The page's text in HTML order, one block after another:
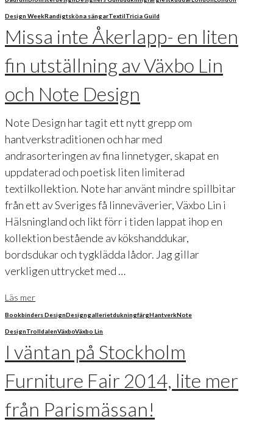
Design WeekRandigtsköna sängarTextilTricia Guild
Missa inte Åkerlapp- en liten
fin utställning av Växbo Lin
och Note Design
Note Design har tagit ett nytt grepp om
hantverkstraditionen och har med
andrasorteringen av fina linnetyger, skapat en
uppdaterad och poetisk liten limiterad
textilkollektion. Note har använt mindre spillbitar
från ett av Sveriges få linneväverier, Växbo Lin i
Hälsningland och likt förr i tiden lappat ihop en
kollektion bestående av kökshanddukar,
bordsdukar och tygklädda lådor. Jag gillar
verkligen uttrycket med …
Läs mer
Bookbinders DesignDesigngallerietdukningfärgHantverkNote
DesignTrolldalenVäxboVäxbo Lin
I väntan på Stockholm
Furniture Fair 2014, lite mer
från Parismässan!